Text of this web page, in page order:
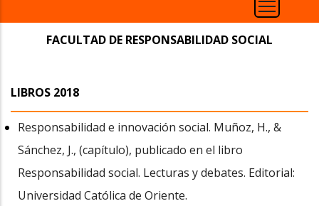
FACULTAD DE RESPONSABILIDAD SOCIAL
LIBROS 2018
Responsabilidad e innovación social. Muñoz, H., &
Sánchez, J., (capítulo), publicado en el libro
Responsabilidad social. Lecturas y debates. Editorial:
Universidad Católica de Oriente.